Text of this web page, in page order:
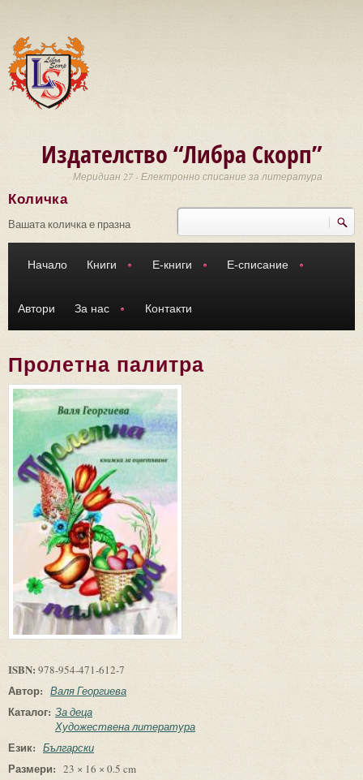
Издателство “Либра Скорп”
Меридиан 27 - Електронно списание за литература
Търси
Количка
Вашата количка е празна
Начало Книги Е-книги Е-списание
Автори За нас Контакти
Пролетна палитра
ISBN: 978-954-471-612-7
Автор: Валя Георгиева
Каталог: За деца
Художествена литература
Език: Български
Размери: 23 × 16 × 0.5 cm